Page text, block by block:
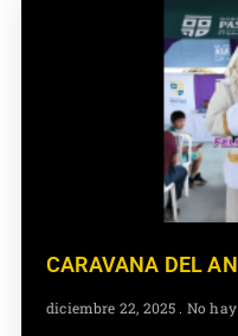
CARAVANA DEL
diciembre 22, 2025 No